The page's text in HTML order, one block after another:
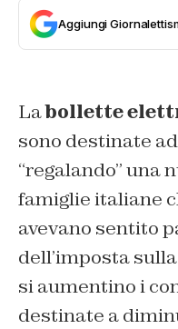
Aggiungi
Labollette
sono destinate
“regalando” una
famiglie italiane
avevano sentito
dell’imposta
si aumentino i
destinate a